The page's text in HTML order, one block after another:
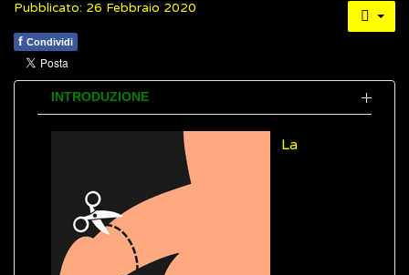
Pubblicato: 26 Febbraio 2020
f Condividi
INTRODUZIONE
La